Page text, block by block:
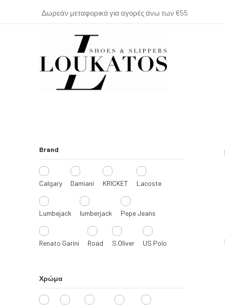
Δωρεάν μεταφορικά για αγορές άνω των €55
loukatos-
shoes.gr
Brand
Calgary Damiani KRICKET Lacoste
Lumbejack lumberjack Pepe Jeans
Renato Garini Road S.Oliver US Polo
Χρώμα